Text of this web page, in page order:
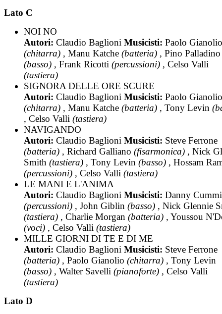
Lato C
NOI NO
Autori: Claudio Baglioni Musicisti: Paolo Gianolio
(chitarra) , Manu Katche (batteria) , Pino Palladino
(basso) , Frank Ricotti (percussioni) , Celso Valli
(tastiera)
SIGNORA DELLE ORE SCURE
Autori: Claudio Baglioni Musicisti: Paolo Gianolio
(chitarra) , Manu Katche (batteria) , Tony Levin
, Celso Valli (tastiera)
NAVIGANDO
Autori: Claudio Baglioni Musicisti: Steve Ferrone
(batteria) , Richard Galliano (fisarmonica) , Nick
Smith (tastiera) , Tony Levin (basso) , Hossam
(percussioni) , Celso Valli (tastiera)
LE MANI E L'ANIMA
Autori: Claudio Baglioni Musicisti: Danny
(percussioni) , John Giblin (basso) , Nick Glennie
(tastiera) , Charlie Morgan (batteria) , Youssou
(voci) , Celso Valli (tastiera)
MILLE GIORNI DI TE E DI ME
Autori: Claudio Baglioni Musicisti: Steve Ferrone
(batteria) , Paolo Gianolio (chitarra) , Tony Levin
(basso) , Walter Savelli (pianoforte) , Celso Valli
(tastiera)
Lato D